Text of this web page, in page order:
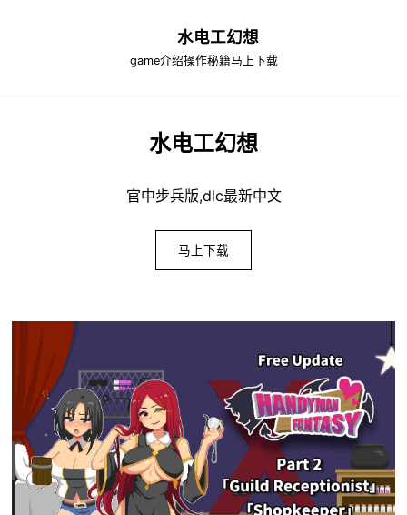
水电工幻想
game介绍操作秘籍马上下载
水电工幻想
官中步兵版,dlc最新中文
马上下载